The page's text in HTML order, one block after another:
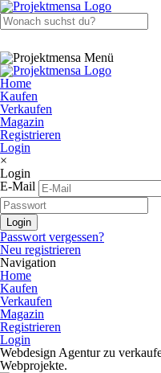
Home
Kaufen
Verkaufen
Magazin
Registrieren
Login
×
Login
E-Mail
Passwort vergessen?
Neu registrieren
Navigation
Home
Kaufen
Verkaufen
Magazin
Registrieren
Login
Webdesign Agentur zu
Webprojekte.